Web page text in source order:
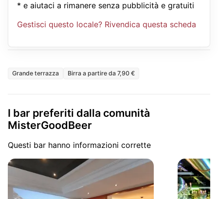
* e aiutaci a rimanere senza pubblicità e gratuiti
Gestisci questo locale? Rivendica questa scheda
Grande terrazza Birra a partire da 7,90 €
I bar preferiti dalla comunità
MisterGoodBeer
Questi bar hanno informazioni corrette